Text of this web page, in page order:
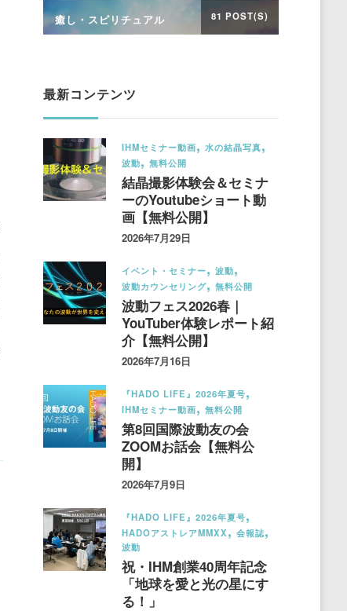
癒し・スピリチュアル 81 POST(S)
最新コンテンツ
IHMセミナー動画
水の結晶写真
波動
無料公開
結晶撮影体験会＆セミナ
ーのYoutubeショート動
画【無料公開】
2026年7月29日
イベント・セミナー
波動
波動カウンセリング
無料公開
波動フェス2026春｜
YouTuber体験レポート紹
介【無料公開】
2026年7月16日
『HADO LIFE』2026年夏号
IHMセミナー動画
無料公開
第8回国際波動友の会
ZOOMお話会【無料公
開】
2026年7月9日
『HADO LIFE』2026年夏号
HADOアストレアMMXX
会報誌
波動
祝・IHM創業40周年記念
「地球を愛と光の星にす
る！」